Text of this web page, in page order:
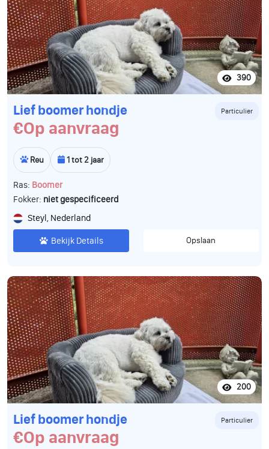
390
Lief boomer hondje Particulier
€Op aanvraag
Reu 1 tot 2 jaar
Ras: Boomer
Fokker: niet gespecificeerd
Steyl, Nederland
Bekijk Details Opslaan
200
Lief boomer hondje Particulier
€Op aanvraag